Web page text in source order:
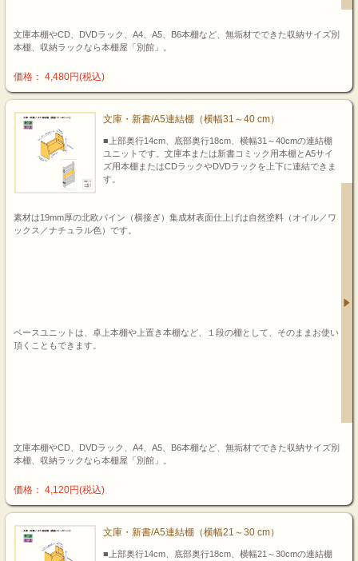
文庫本棚やCD、DVDラック、A4、A5、B6本棚など、無垢材でできた収納サイズ別
本棚、収納ラックなら本棚屋「別館」。
価格： 4,480円(税込)
文庫・新書/A5連結棚（横幅31～40 cm）
■上部奥行14cm、底部奥行18cm、横幅31～40cmの連結棚
ユニットです。文庫本または新書コミック用本棚とA5サイ
ズ用本棚またはCDラックやDVDラックを上下に連結できま
す。
素材は19mm厚の北欧パイン（横接ぎ）集成材表面仕上げは自然塗料（オイル／ワ
ックス／ナチュラル色）です。
ベースユニットは、卓上本棚や上置き本棚など、１段の棚として、そのままお使い
頂くこともできます。
文庫本棚やCD、DVDラック、A4、A5、B6本棚など、無垢材でできた収納サイズ別
本棚、収納ラックなら本棚屋「別館」。
価格： 4,120円(税込)
文庫・新書/A5連結棚（横幅21～30 cm）
■上部奥行14cm、底部奥行18cm、横幅21～30cmの連結棚